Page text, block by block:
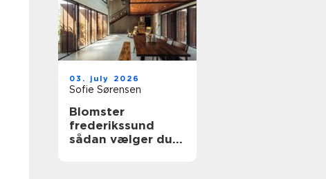
03. july 2026
Sofie Sørensen
Blomster
frederikssund
sådan vælger du